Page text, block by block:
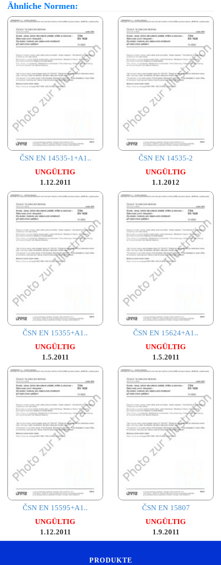
Ähnliche Normen:
ČSN EN 14535-1+A1..
UNGÜLTIG
1.12.2011
ČSN EN 14535-2
UNGÜLTIG
1.1.2012
ČSN EN 15355+A1..
UNGÜLTIG
1.5.2011
ČSN EN 15624+A1..
UNGÜLTIG
1.5.2011
ČSN EN 15595+A1..
UNGÜLTIG
1.12.2011
ČSN EN 15807
UNGÜLTIG
1.9.2011
PRODUKTE